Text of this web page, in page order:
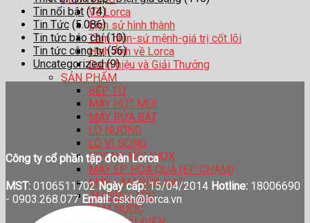
Về Lorca
Lịch sử hình thành
Tầm nhìn-sứ mệnh-giá trị cốt lõi
Hình Ảnh về Lorca
Danh hiệu và Giải Thưởng
SẢN PHẨM
BẾP TỪ
MÁY HÚT MÙI
MÁY RỬA BÁT
LÒ NƯỚNG
LÒ VI SÓNG
XOONG NỒI INOX
MÁY ÉP HOA QUẢ (ÉP CHẬM)
MÁY LÀM SỮA HẠT
ẤM SIÊU TỐC
TĂM NƯỚC
Tin nổi bật (14)
Tin Tức (5.086)
Tin tức báo chí(10)
Tin tức công ty(56)
Uncategorized(9)
Công ty cổ phần tập đoàn Lorca
MST: 0106511702Ngày cấp:15/04/2014 Hotline: 18006690
- 0903.268.077 Email:cskh@lorca.vn